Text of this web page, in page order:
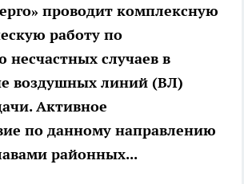
проводит комплексную
работу по
случаев в
воздушных линий (ВЛ)
Активное
по данному направлению
районных...